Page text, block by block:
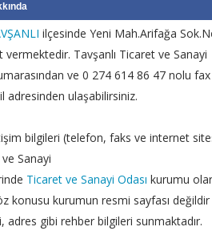
ilçesinde Yeni Mah.Arifağa
Tavşanlı Ticaret ve Sanayi
ve 0 274 614 86 47 nolu fax
adresinden ulaşabilirsiniz.
bilgileri (telefon, faks ve internet
Sanayi
Ticaret ve Sanayi Odası kurumu
konusu kurumun resmi sayfası değildir
gibi rehber bilgileri sunmaktadır.